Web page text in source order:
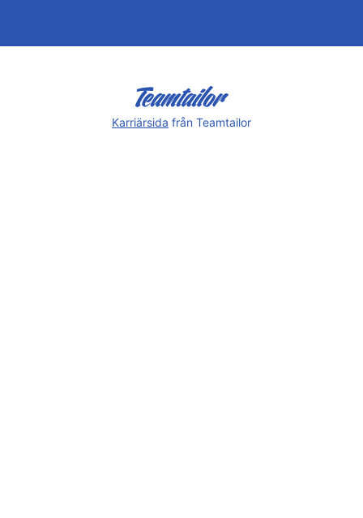
Karriärsida från Teamtailor